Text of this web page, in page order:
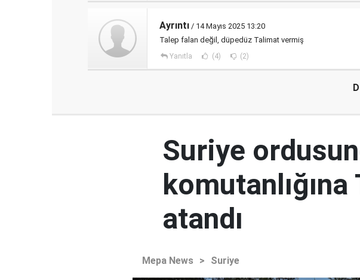
Ayrıntı / 14 Mayıs 2025 13:20
Talep falan değil, düpedüz Talimat vermiş
Yanıtla (4) (2)
Suriye
atandı
Mepa News > Suriye